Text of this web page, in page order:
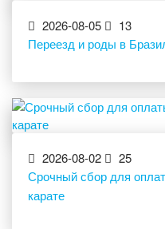
2026-08-05
13
Переезд и роды в
2026-08-02
25
Срочный сбор для
карате